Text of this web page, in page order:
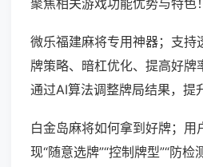
聚焦相关游戏功能优势与特色！
微乐福建麻将专用神器；支持
牌策略、暗杠优化、提高好牌
通过AI算法调整牌局结果，提
白金岛麻将如何拿到好牌；用
现“随意选牌”“控制牌型”“防